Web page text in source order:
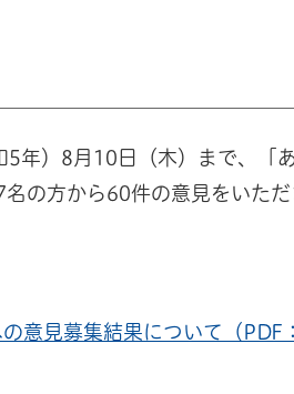
年）8月10日（木）まで、「
の方から60件の意見をいただ
意見募集結果について（PDF